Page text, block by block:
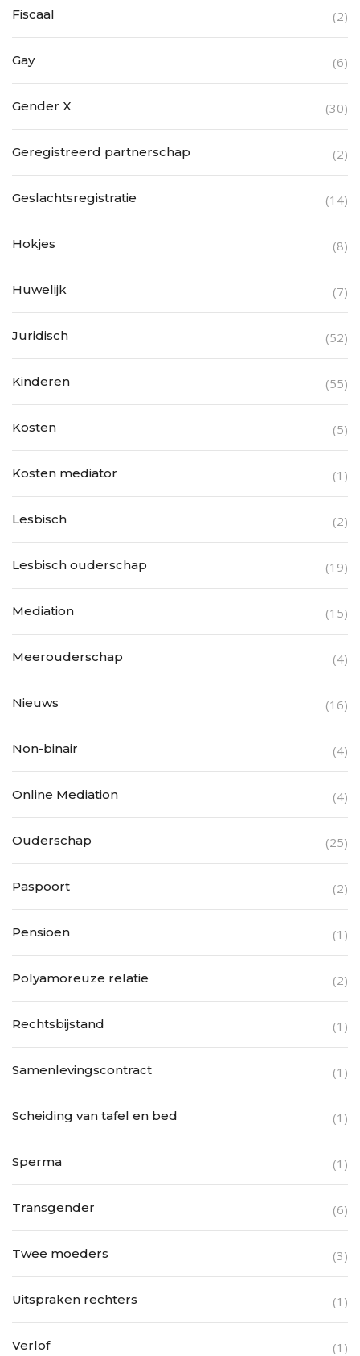
Fiscaal (2)
Gay (6)
Gender X (30)
Geregistreerd partnerschap (2)
Geslachtsregistratie (14)
Hokjes (8)
Huwelijk (7)
Juridisch (52)
Kinderen (55)
Kosten (5)
Kosten mediator (1)
Lesbisch (2)
Lesbisch ouderschap (19)
Mediation (15)
Meerouderschap (4)
Nieuws (16)
Non-binair (4)
Online Mediation (4)
Ouderschap (25)
Paspoort (2)
Pensioen (1)
Polyamoreuze relatie (2)
Rechtsbijstand (1)
Samenlevingscontract (1)
Scheiding van tafel en bed (1)
Sperma (1)
Transgender (6)
Twee moeders (3)
Uitspraken rechters (1)
Verlof (1)